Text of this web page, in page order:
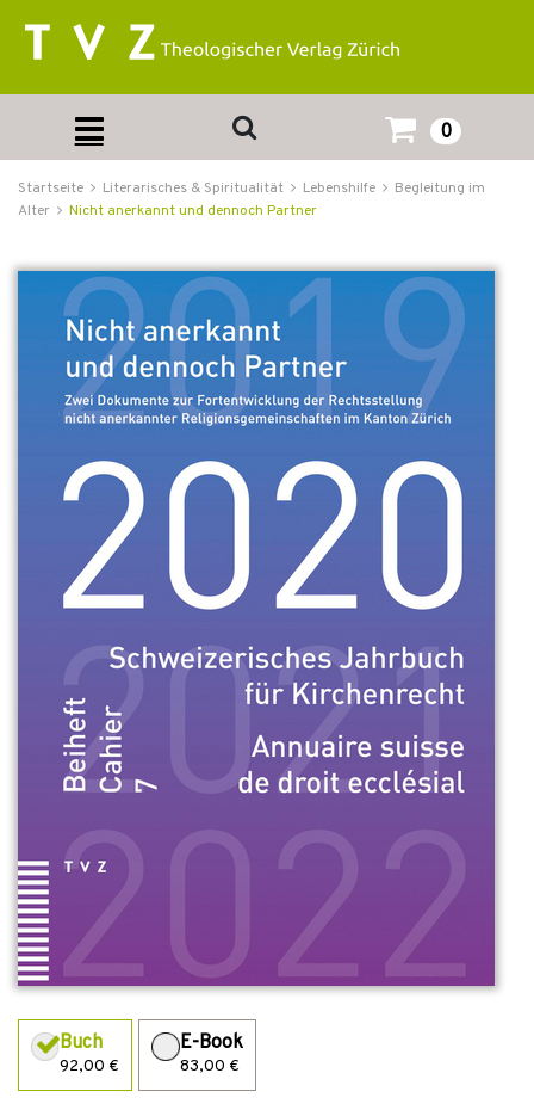
0
Startseite Literarisches & Spiritualität Lebenshilfe
Begleitung im
Alter
Nicht anerkannt und dennoch Partner
Buch
92,00 €
E-Book
83,00 €